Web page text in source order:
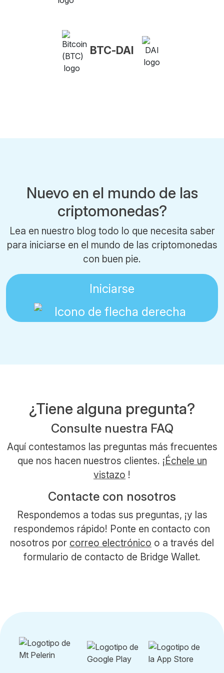
BTC-DAI
Nuevo en el mundo de las
criptomonedas?
Lea en nuestro blog todo lo que necesita saber
para iniciarse en el mundo de las criptomonedas
con buen pie.
Iniciarse
¿Tiene alguna pregunta?
Consulte nuestra FAQ
Aquí contestamos las preguntas más frecuentes
que nos hacen nuestros clientes. ¡Échele un
vistazo !
Contacte con nosotros
Respondemos a todas sus preguntas, ¡y las
respondemos rápido! Ponte en contacto con
nosotros por correo electrónico o a través del
formulario de contacto de Bridge Wallet.